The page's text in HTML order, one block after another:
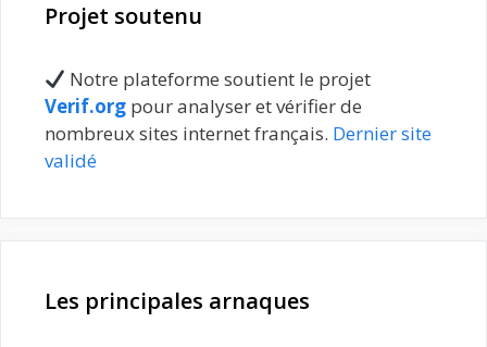
Projet soutenu
Notre plateforme soutient le projet
Verif.org pour analyser et vérifier de
nombreux sites internet français. Dernier site
validé
Les principales arnaques